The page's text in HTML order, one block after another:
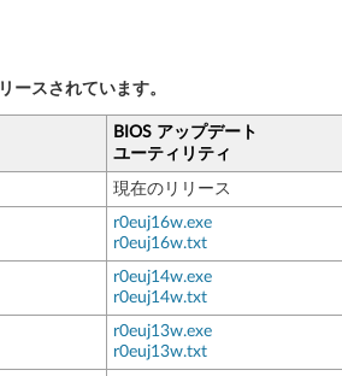
ースされています。
BIOS アップデート
ユーティリティ
現在のリリース
r0euj16w.exe
r0euj16w.txt
r0euj14w.exe
r0euj14w.txt
r0euj13w.exe
r0euj13w.txt